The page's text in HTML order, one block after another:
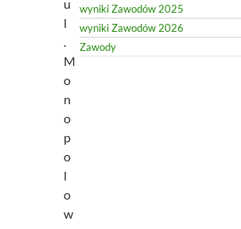
u
l
.
M
o
n
o
p
o
l
o
w
wyniki Zawodów 2025
wyniki Zawodów 2026
Zawody